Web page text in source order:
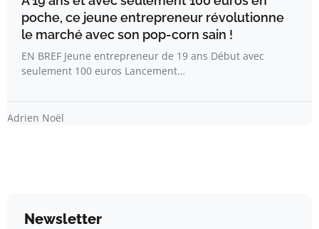
poche, ce jeune entrepreneur révolutionne
le marché avec son pop-corn sain !
EN BREF Jeune entrepreneur de 19 ans Début avec
seulement 100 euros Lancement…
Adrien Noël
Newsletter